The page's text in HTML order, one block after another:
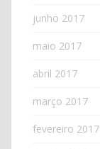
junho 2017
maio 2017
abril 2017
março 2017
fevereiro 2017